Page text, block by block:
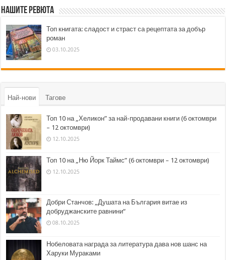
Нашите ревюта
Топ книгата: сладост и страст са рецептата за добър
роман
03.10.2025
Най-нови Тагове
Топ 10 на „Хеликон” за най-продавани книги (6 октомври
– 12 октомври)
12.10.2025
Топ 10 на „Ню Йорк Таймс” (6 октомври – 12 октомври)
12.10.2025
Добри Станчов: „Душата на България витае из
добруджанските равнини“
08.10.2025
Нобеловата награда за литература дава нов шанс на
Харуки Мураками